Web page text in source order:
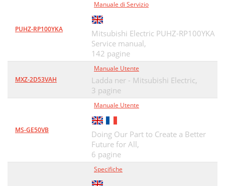
PUHZ-RP100YKA
Manuale di Servizio
Mitsubishi Electric PUHZ-RP100YKA
Service manual,
142 pagine
MXZ-2D53VAH
Manuale Utente
Ladda ner - Mitsubishi Electric,
3 pagine
MS-GE50VB
Manuale Utente
Doing Our Part to Create a Better
Future for All,
6 pagine
Specifiche